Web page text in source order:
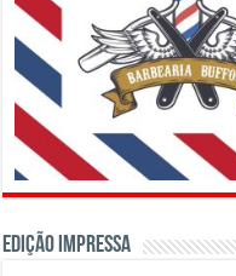
Edição Impressa